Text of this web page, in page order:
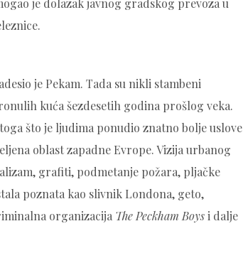
je dolazak javnog gradskog prevoza u
je Pekam. Tada su nikli stambeni
kuća šezdesetih godina prošlog veka.
što je ljudima ponudio znatno bolje uslove
oblast zapadne Evrope. Vizija urbanog
grafiti, podmetanje požara, pljačke
poznata kao slivnik Londona, geto,
organizacija The Peckham Boysi dalje